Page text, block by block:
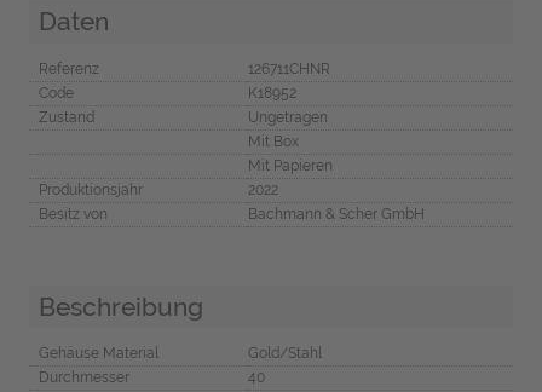
Daten
Referenz
126711CHNR
Code
K18952
Zustand
Ungetragen
Mit Box
Mit Papieren
Produktionsjahr
2022
Besitz von
Bachmann & Scher GmbH
Beschreibung
Gehäuse Material
Gold/Stahl
Durchmesser
40